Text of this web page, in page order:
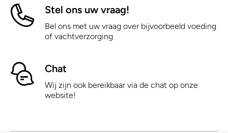
Stel ons uw vraag!
Bel ons met uw vraag over bijvoorbeeld voeding
of vachtverzorging
Chat
Wij zijn ook bereikbaar via de chat op onze
website!